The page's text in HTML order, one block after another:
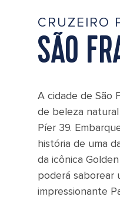
CRUZEIRO
SÃO
A cidade de São
de beleza
Píer 39.
história de uma
da icônica
poderá saborear
impressionante